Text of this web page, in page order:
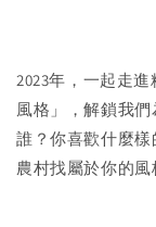
2023年，一起走
風格」，解鎖我
誰？你喜歡什麼
農村找屬於你的風